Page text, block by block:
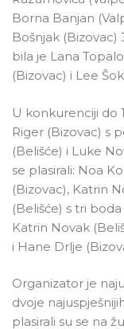
Borna Banjan
Bošnjak (Bizovac)
bila je Lana
(Bizovac) i Lee
U konkurenciji do
Riger (Bizovac) s
(Belišće) i Luke
se plasirali: Noa
(Bizovac), Katrin
(Belišće) s tri
Katrin Novak
i Hane Drlje
Organizator je
dvoje
plasirali su se na